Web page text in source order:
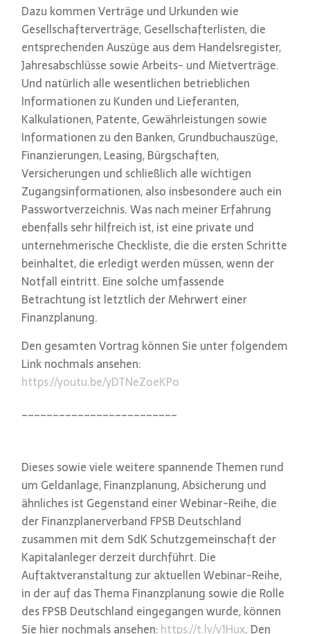
Dazu kommen Verträge und Urkunden wie
Gesellschafterverträge, Gesellschafterlisten, die
entsprechenden Auszüge aus dem Handelsregister,
Jahresabschlüsse sowie Arbeits- und Mietverträge.
Und natürlich alle wesentlichen betrieblichen
Informationen zu Kunden und Lieferanten,
Kalkulationen, Patente, Gewährleistungen sowie
Informationen zu den Banken, Grundbuchauszüge,
Finanzierungen, Leasing, Bürgschaften,
Versicherungen und schließlich alle wichtigen
Zugangsinformationen, also insbesondere auch ein
Passwortverzeichnis. Was nach meiner Erfahrung
ebenfalls sehr hilfreich ist, ist eine private und
unternehmerische Checkliste, die die ersten Schritte
beinhaltet, die erledigt werden müssen, wenn der
Notfall eintritt. Eine solche umfassende
Betrachtung ist letztlich der Mehrwert einer
Finanzplanung.
Den gesamten Vortrag können Sie unter folgendem
Link nochmals ansehen:
https://youtu.be/yDTNeZoeKPo
_________________________
Dieses sowie viele weitere spannende Themen rund
um Geldanlage, Finanzplanung, Absicherung und
ähnliches ist Gegenstand einer Webinar-Reihe, die
der Finanzplanerverband FPSB Deutschland
zusammen mit dem SdK Schutzgemeinschaft der
Kapitalanleger derzeit durchführt. Die
Auftaktveranstaltung zur aktuellen Webinar-Reihe,
in der auf das Thema Finanzplanung sowie die Rolle
des FPSB Deutschland eingegangen wurde, können
Sie hier nochmals ansehen:https://t.ly/v1Hux. Den